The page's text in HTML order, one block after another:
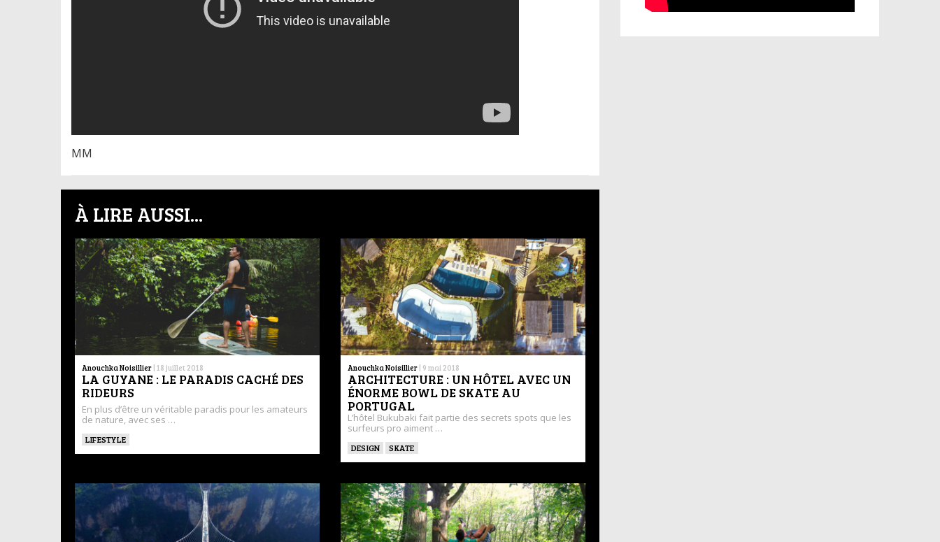
MM
À LIRE AUSSI...
Anouchka Noisillier | 18 juillet 2018
LA GUYANE : LE PARADIS CACHÉ DES
RIDEURS
En plus d’être un véritable paradis pour les amateurs
de nature, avec ses …
LIFESTYLE
Anouchka Noisillier | 9 mai 2018
ARCHITECTURE : UN HÔTEL AVEC UN
ÉNORME BOWL DE SKATE AU
PORTUGAL
L’hôtel Bukubaki fait partie des secrets spots que les
surfeurs pro aiment …
DESIGN SKATE